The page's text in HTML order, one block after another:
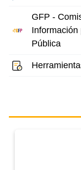
GFP -
Pública